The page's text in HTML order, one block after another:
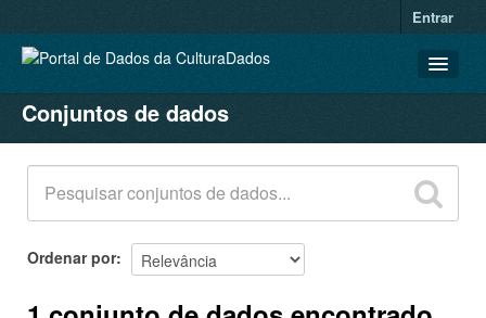
Entrar
CONJUNTOS DE DADOS
ORGANIZAÇÕES
GRUPOS
SOBRE
Conjuntos de dados
Ordenar por